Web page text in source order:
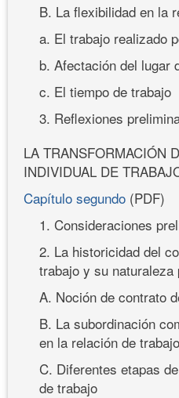
B. La flexibilidad en la
a. El trabajo realizado
b. Afectación del lugar
c. El tiempo de trabajo
3. Reflexiones
LA TRANSFORMACIÓN
INDIVIDUAL DE
Capítulo segundo (PDF)
1. Consideraciones
2. La historicidad del
trabajo y su naturaleza
A. Noción de contrato
B. La subordinación
en la relación de trabajo
C. Diferentes etapas
de trabajo